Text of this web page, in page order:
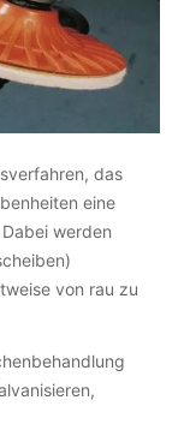
das
eine
werden
von rau zu